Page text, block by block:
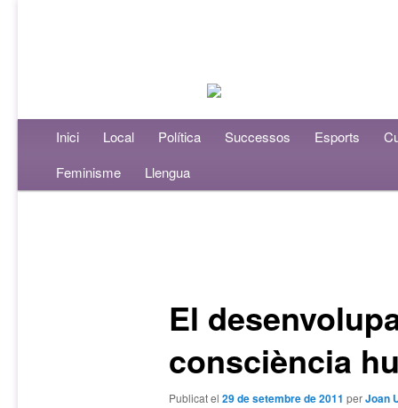
Menú principalAneu al contingut principal
Aneu al contingut secundari
Inici Local Política Successos Esports
Feminisme
Llengua
El
consciència
Publicat el 29 de setembre de 2011 perJoan